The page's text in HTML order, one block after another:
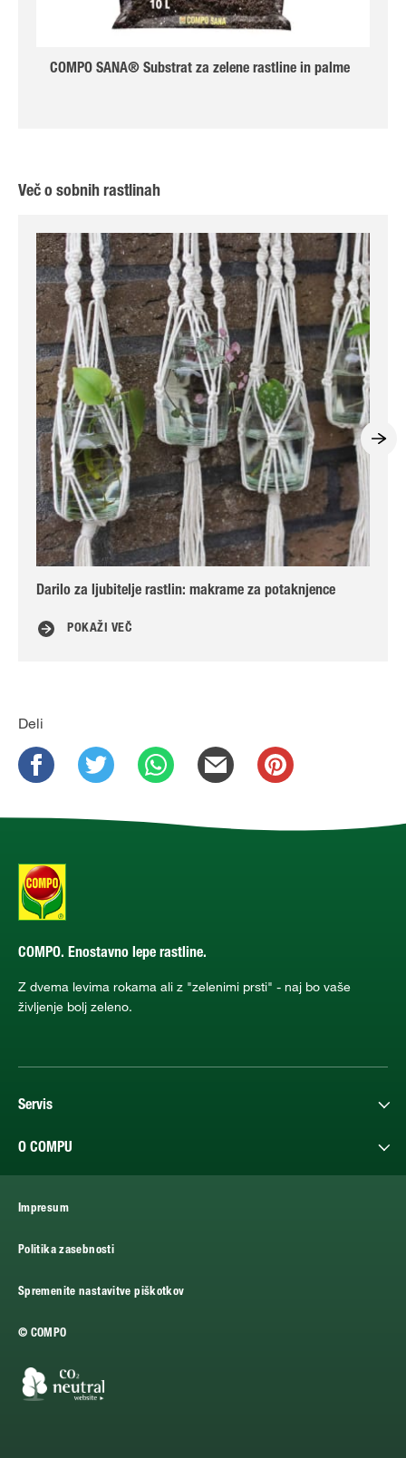
COMPO SANA® Substrat za zelene rastline in palme
Več o sobnih rastlinah
Darilo za ljubitelje rastlin: makrame za potaknjence
POKAŽI VEČ
Deli
COMPO. Enostavno lepe rastline.
Z dvema levima rokama ali z "zelenimi prsti" - naj bo vaše
življenje bolj zeleno.
Servis
O COMPU
Impresum
Politika zasebnosti
Spremenite nastavitve piškotkov
© COMPO